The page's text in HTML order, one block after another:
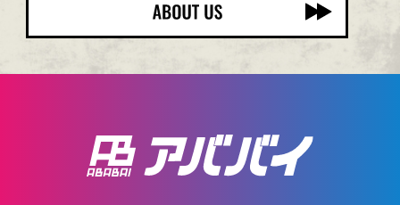
第４条（利用目的）
りとします。
（２）ご相談をお受けするにあたっての利益相反
等の確認
（３）当社の最新情報や各種セミナー、イベント